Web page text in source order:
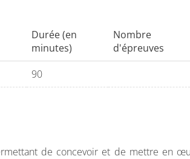
faire en tant que premier intervenant (le
Durée (en
minutes)
Nombre
d'épreuves
90
de concevoir et de mettre en